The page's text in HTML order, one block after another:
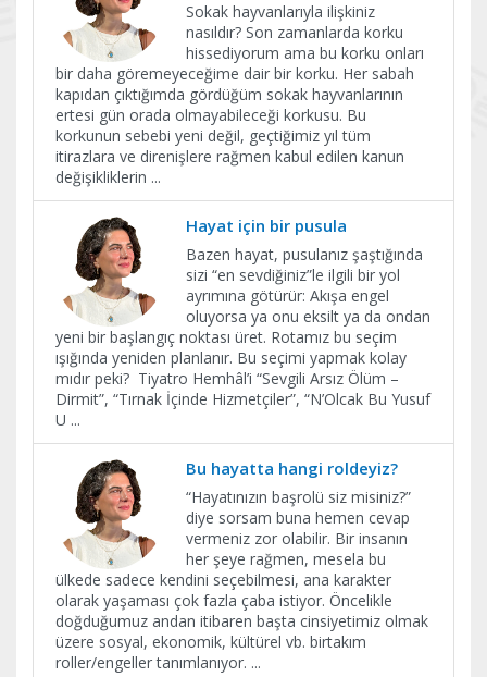
Sokak hayvanlarıyla ilişkiniz
nasıldır? Son zamanlarda korku
hissediyorum ama bu korku onları
bir daha göremeyeceğime dair bir korku. Her sabah
kapıdan çıktığımda gördüğüm sokak hayvanlarının
ertesi gün orada olmayabileceği korkusu. Bu
korkunun sebebi yeni değil, geçtiğimiz yıl tüm
itirazlara ve direnişlere rağmen kabul edilen kanun
değişikliklerin ...
​Hayat için bir pusula
Bazen hayat, pusulanız şaştığında
sizi “en sevdiğiniz”le ilgili bir yol
ayrımına götürür: Akışa engel
oluyorsa ya onu eksilt ya da ondan
yeni bir başlangıç noktası üret. Rotamız bu seçim
ışığında yeniden planlanır. Bu seçimi yapmak kolay
mıdır peki? Tiyatro Hemhâl’i “Sevgili Arsız Ölüm –
Dirmit”, “Tırnak İçinde Hizmetçiler”, “N’Olcak Bu Yusuf
U ...
Bu hayatta hangi roldeyiz?
“Hayatınızın başrolü siz misiniz?”
diye sorsam buna hemen cevap
vermeniz zor olabilir. Bir insanın
her şeye rağmen, mesela bu
ülkede sadece kendini seçebilmesi, ana karakter
olarak yaşaması çok fazla çaba istiyor. Öncelikle
doğduğumuz andan itibaren başta cinsiyetimiz olmak
üzere sosyal, ekonomik, kültürel vb. birtakım
roller/engeller tanımlanıyor. ...